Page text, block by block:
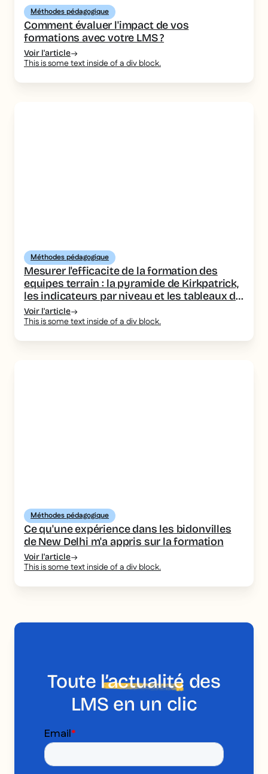
Méthodes pédagogique
Comment évaluer l'impact de vos
formations avec votre LMS ?
Voir l'article
This is some text inside of a div block.
Méthodes pédagogique
Mesurer l'efficacite de la formation des
equipes terrain : la pyramide de Kirkpatrick,
les indicateurs par niveau et les tableaux de
bord a piloter
Voir l'article
This is some text inside of a div block.
Méthodes pédagogique
Ce qu'une expérience dans les bidonvilles
de New Delhi m'a appris sur la formation
Voir l'article
This is some text inside of a div block.
Toute l’actualité des
LMS en un clic